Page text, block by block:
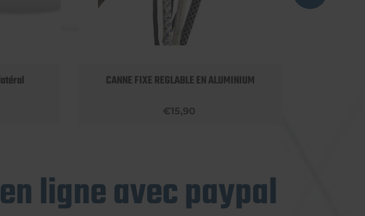
CANNE FIXE REGLABLE EN ALUMINIUM
€15,90
ligne avec paypal